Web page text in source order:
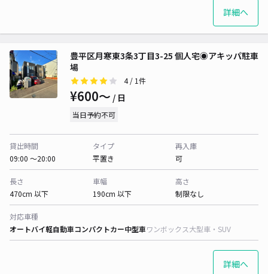
詳細へ
豊平区月寒東3条3丁目3-25 個人宅◉アキッパ駐車
場
4/ 1件
¥600〜 / 日
当日予約不可
貸出時間
09:00 〜20:00
タイプ
平置き
再入庫
可
長さ
470cm 以下
車幅
190cm 以下
高さ
制限なし
対応車種
オートバイ軽自動車コンパクトカー中型車ワンボックス大型車・SUV
詳細へ